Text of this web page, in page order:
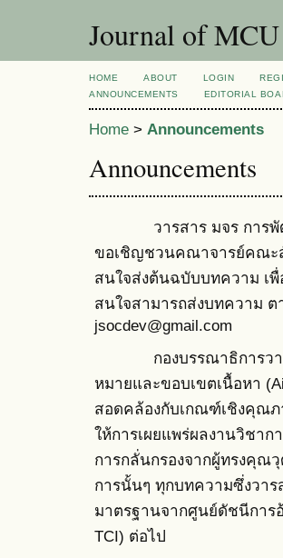
Journal of
HOME ABOUT LOGIN
ANNOUNCEMENTS
EDITORIAL
Home > Announcements
Announcements
วารสาร มจร การพัฒนา
ขอเชิญชวนคณาจารย์คณะ
สนใจส่งต้นฉบับบทความ เ
สนใจสามารถส่งบทความ
jsocdev@gmail.com
กองบรรณาธิการวารส
หมายและขอบเขตเนื้อหา
สอดคล้องกับเกณฑ์เชิงคุณภ
ให้การเผยแพร่ผลงานวิชา
การกลั่นกรองจากผู้ทรงคุ
การนั้นๆ ทุกบทความซึ่งวา
มาตรฐานจากศูนย์ดัชนีการอ้
TCI) ต่อไป